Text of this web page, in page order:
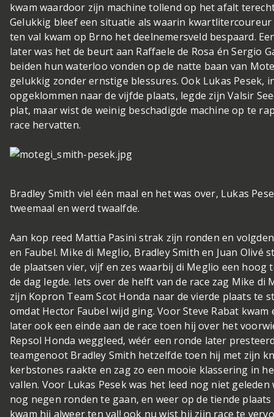
kwam waardoor zijn machine tollend op het afalt
Gelukkig bleef een situatie als waarin kwartlitercoureur
ten val kwam op Brno het deelnemersveld bespaard.
later was het de beurt aan Raffaele de Rosa én Sergio
beiden hun waterloo vonden op de natte baan van
gelukkig zonder ernstige blessures. Ook Lukas Pesek,
opgeklommen naar de vijfde plaats, legde zijn Valsir
plat, maar wist de weinig beschadigde machine op te
race hervatten.
Bradley Smith viel één maal en het was over, Lukas
tweemaal en werd twaalfde.
Aan kop reed Mattia Pasini strak zijn ronden en
en Faubel. Mike di Meglio, Bradley Smith en Juan Olivé
de plaatsen vier, vijf en zes waarbij di Meglio een hoog
de dag legde. Iets over de helft van de race zag Mike di
zijn Kopron Team Scot Honda naar de vierde plaats te
omdat Hector Faubel wijd ging. Voor Steve Rabat kwam
later ook een einde aan de race toen hij over het
Repsol Honda weggleed, wéér een ronde later
teamgenoot Bradley Smith hetzelfde toen hij met zijn
kerbstones raakte en zag zo een mooie klassering in
vallen. Voor Lukas Pesek was het leed nog niet geleden
nog negen ronden te gaan, en weer op de tiende
kwam hij alweer ten val! ook nu wist hij zijn race te